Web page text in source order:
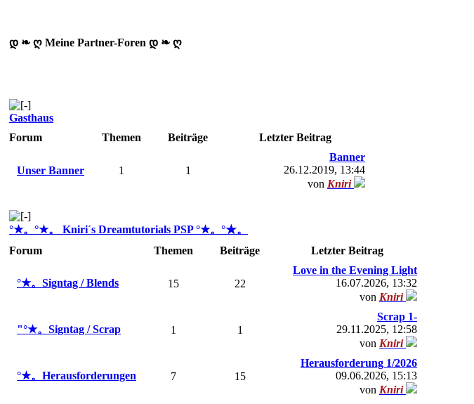
დ ❧ ღ Meine Partner-Foren დ ❧ ღ
Gasthaus
Forum
Themen Beiträge Letzter Beitrag
Unser Banner 1 1
Banner
26.12.2019, 13:44
von Kniri
°★。°★。 Kniri´s Dreamtutorials PSP °★。°★。
Forum
Themen Beiträge Letzter Beitrag
°★。Signtag / Blends 15 22
Love in the Evening Light
16.07.2026, 13:32
von Kniri
"°★。Signtag / Scrap 1 1
Scrap 1-
29.11.2025, 12:58
von Kniri
°★。Herausforderungen 7 15
Herausforderung 1/2026
09.06.2026, 15:13
von Kniri